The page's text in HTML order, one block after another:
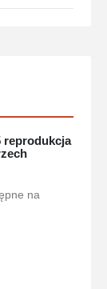
reprodukcja
na